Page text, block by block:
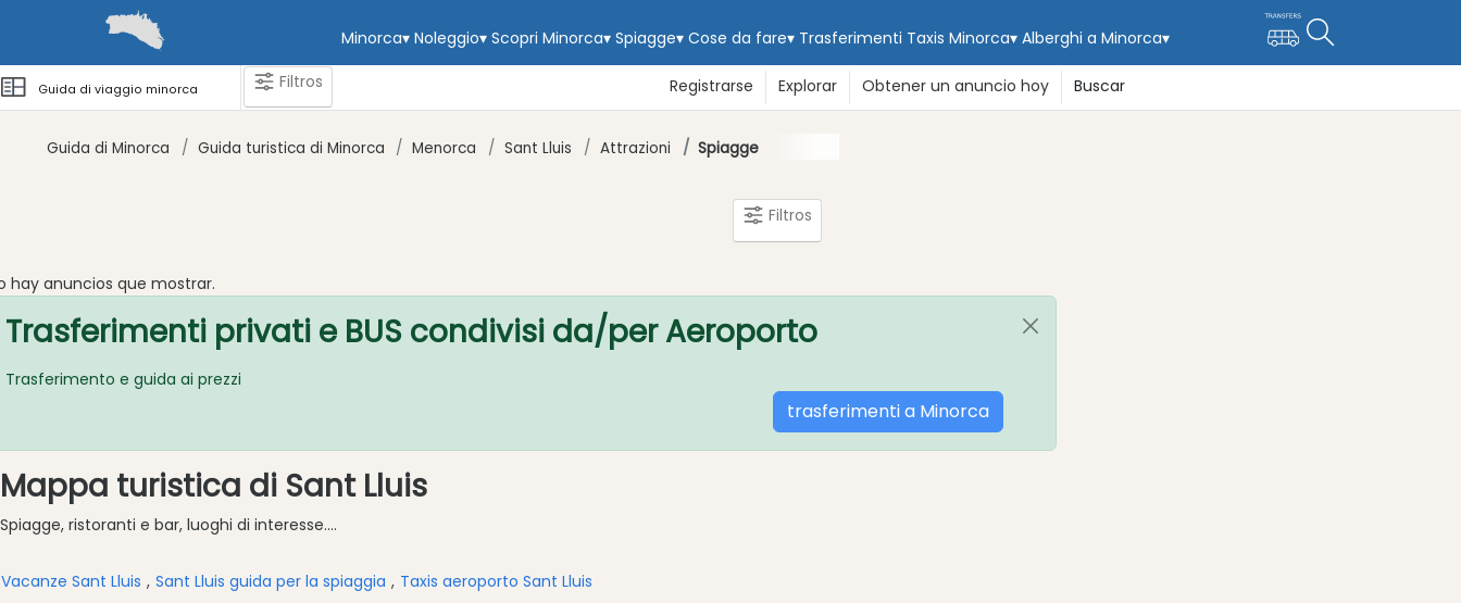
Minorca▾ Noleggio▾ Scopri Minorca▾ Spiagge▾ Cose da fare▾ Trasferimenti Taxis Minorca▾ Alberghi a Minorca▾
Guida di viaggio minorca Filtros Registrarse Explorar Obtener un anuncio hoy Buscar
Categorie
Spiaggia
Beach
naturale
e
punti
di
riferimento
antico
Guida di Minorca Guida turistica di Minorca Menorca Sant Lluis Attrazioni Spiagge
Filtros
hay anuncios que mostrar.
Trasferimenti privati ​​e BUS condivisi da/per Aeroporto
Trasferimento e guida ai prezzi
trasferimenti a Minorca
Mappa turistica di Sant Lluis
Spiagge, ristoranti e bar, luoghi di interesse....
Vacanze Sant Lluis , Sant Lluis guida per la spiaggia , Taxis aeroporto Sant Lluis